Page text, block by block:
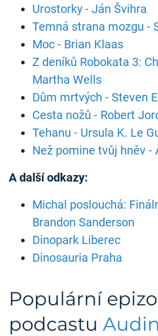
Urostorky - Ján Švihra
Temná strana mozgu -
Moc - Brian Klaas
Z deníků Robokata 3:
Martha Wells
Dům mrtvých - Steven
Cesta nožů - Robert
Tehanu - Ursula K. Le
Než pomine tvůj hněv -
A další odkazy:
Michal poslouchá:
Brandon Sanderson
Dinopark Liberec
Dinosauria Praha
Populární
podcastu